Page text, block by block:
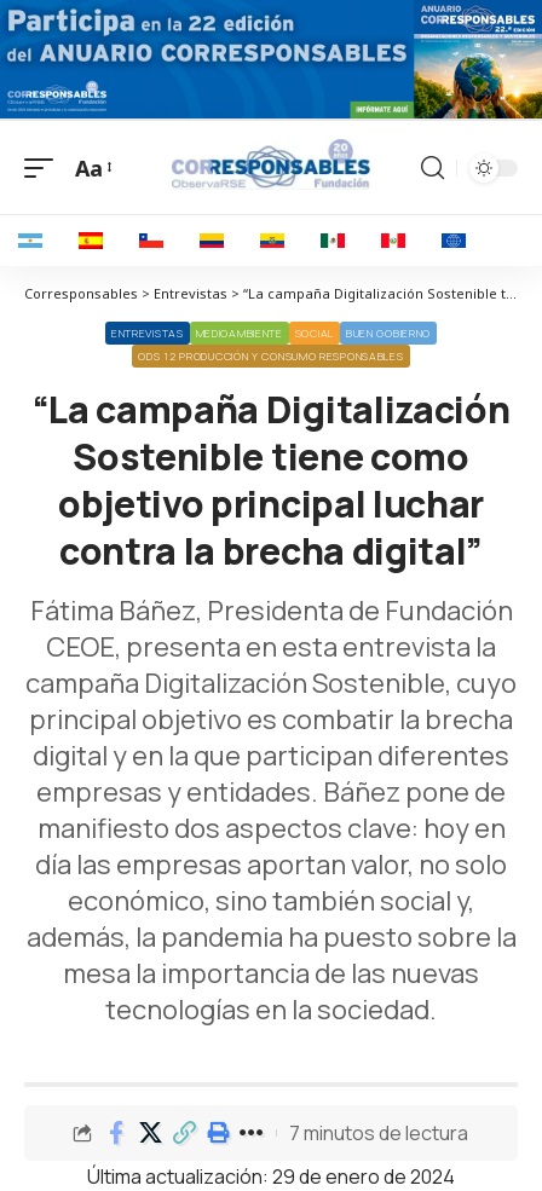
Aa
Corresponsables > Entrevistas > “La campaña Digitalización Sostenible tiene como objetivo principal luchar contra la brecha digital”
ENTREVISTAS MEDIOAMBIENTE SOCIAL
BUEN GOBIERNO
ODS 12 PRODUCCIÓN Y CONSUMO RESPONSABLES
“La campaña Digitalización
Sostenible tiene como
objetivo principal luchar
contra la brecha digital”
Fátima Báñez, Presidenta de Fundación
CEOE, presenta en esta entrevista la
campaña Digitalización Sostenible, cuyo
principal objetivo es combatir la brecha
digital y en la que participan diferentes
empresas y entidades. Báñez pone de
manifiesto dos aspectos clave: hoy en
día las empresas aportan valor, no solo
económico, sino también social y,
además, la pandemia ha puesto sobre la
mesa la importancia de las nuevas
tecnologías en la sociedad.
Última actualización: 29 de enero de 2024
7 minutos de lectura